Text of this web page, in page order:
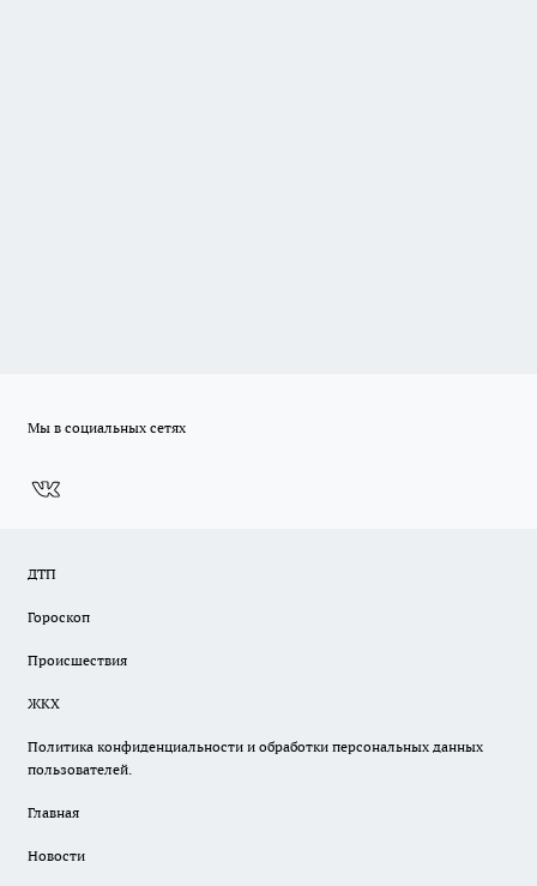
Мы в социальных сетях
ДТП
Гороскоп
Происшествия
ЖКХ
Политика конфиденциальности и обработки персональных данных
пользователей.
Главная
Новости